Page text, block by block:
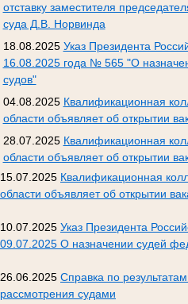
отставку заместителя
суда Д.В. Норвинда
18.08.2025 Указ Президента
16.08.2025 года № 565 "О
судов"
04.08.2025 Квалификационная
области объявляет об открытии
28.07.2025 Квалификационная
области объявляет об открытии
15.07.2025 Квалификационная
области объявляет об открытии
10.07.2025 Указ Президента
09.07.2025 О назначении судей
26.06.2025 Справка по
рассмотрения судами